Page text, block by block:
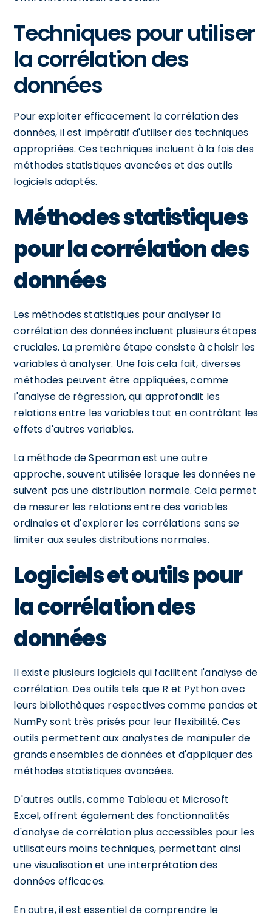
Techniques pour utiliser
la corrélation des
données
Pour exploiter efficacement la corrélation des
données, il est impératif d'utiliser des techniques
appropriées. Ces techniques incluent à la fois des
méthodes statistiques avancées et des outils
logiciels adaptés.
Méthodes statistiques
pour la corrélation des
données
Les méthodes statistiques pour analyser la
corrélation des données incluent plusieurs étapes
cruciales. La première étape consiste à choisir les
variables à analyser. Une fois cela fait, diverses
méthodes peuvent être appliquées, comme
l'analyse de régression, qui approfondit les
relations entre les variables tout en contrôlant les
effets d'autres variables.
La méthode de Spearman est une autre
approche, souvent utilisée lorsque les données ne
suivent pas une distribution normale. Cela permet
de mesurer les relations entre des variables
ordinales et d'explorer les corrélations sans se
limiter aux seules distributions normales.
Logiciels et outils pour
la corrélation des
données
Il existe plusieurs logiciels qui facilitent l'analyse de
corrélation. Des outils tels que R et Python avec
leurs bibliothèques respectives comme pandas et
NumPy sont très prisés pour leur flexibilité. Ces
outils permettent aux analystes de manipuler de
grands ensembles de données et d'appliquer des
méthodes statistiques avancées.
D'autres outils, comme Tableau et Microsoft
Excel, offrent également des fonctionnalités
d'analyse de corrélation plus accessibles pour les
utilisateurs moins techniques, permettant ainsi
une visualisation et une interprétation des
données efficaces.
En outre, il est essentiel de comprendre le